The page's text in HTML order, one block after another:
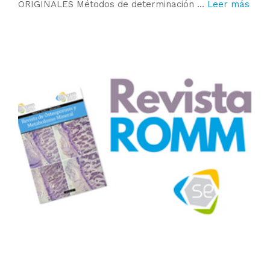
ORIGINALES Métodos de determinación … Leer más